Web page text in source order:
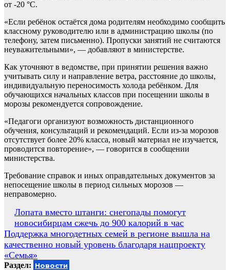
от -20 °C.
«Если ребёнок остаётся дома родителям необходимо сообщить
классному руководителю или в администрацию школы (по
телефону, затем письменно). Пропуски занятий не считаются
неуважительными», — добавляют в министерстве.
Как уточняют в ведомстве, при принятии решения важно
учитывать силу и направление ветра, расстояние до школы,
индивидуальную переносимость холода ребёнком. Для
обучающихся начальных классов при посещении школы в
морозы рекомендуется сопровождение.
«Педагоги организуют возможность дистанционного
обучения, консультаций и рекомендаций. Если из-за морозов
отсутствует более 20% класса, новый материал не изучается,
проводится повторение», — говорится в сообщении
министерства.
Требование справок и иных оправдательных документов за
непосещение школы в период сильных морозов —
неправомерно.
Навигация
по
записям
Лопата вместо штанги: снегопады помогут
новосибирцам сжечь до 900 калорий в час
Поддержка многодетных семей в регионе вышла на
качественно новый уровень благодаря нацпроекту
«Семья»
Раздел: Новости